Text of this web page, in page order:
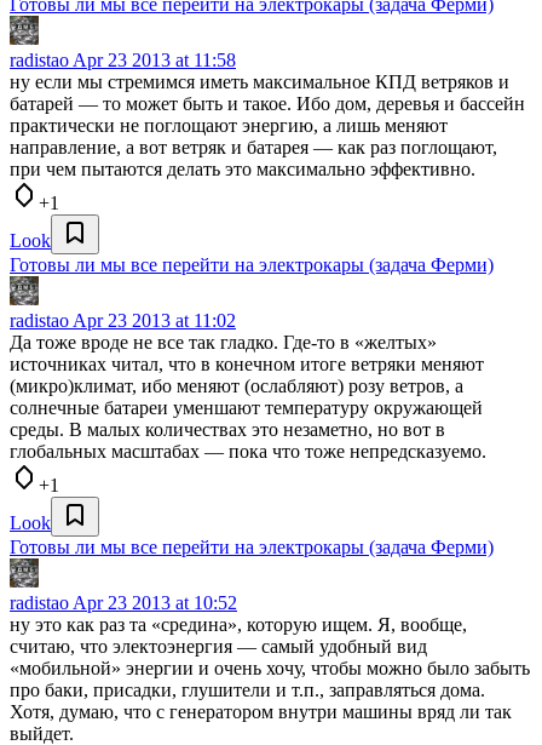
Готовы ли мы все перейти на электрокары (задача Ферми)
radistao Apr 23 2013 at 11:58
ну если мы стремимся иметь максимальное КПД ветряков и
батарей — то может быть и такое. Ибо дом, деревья и бассейн
практически не поглощают энергию, а лишь меняют
направление, а вот ветряк и батарея — как раз поглощают,
при чем пытаются делать это максимально эффективно.
+1
Look
Готовы ли мы все перейти на электрокары (задача Ферми)
radistao Apr 23 2013 at 11:02
Да тоже вроде не все так гладко. Где-то в «желтых»
источниках читал, что в конечном итоге ветряки меняют
(микро)климат, ибо меняют (ослабляют) розу ветров, а
солнечные батареи уменшают температуру окружающей
среды. В малых количествах это незаметно, но вот в
глобальных масштабах — пока что тоже непредсказуемо.
+1
Look
Готовы ли мы все перейти на электрокары (задача Ферми)
radistao Apr 23 2013 at 10:52
ну это как раз та «средина», которую ищем. Я, вообще,
считаю, что электоэнергия — самый удобный вид
«мобильной» энергии и очень хочу, чтобы можно было забыть
про баки, присадки, глушители и т.п., заправляться дома.
Хотя, думаю, что с генератором внутри машины вряд ли так
выйдет.